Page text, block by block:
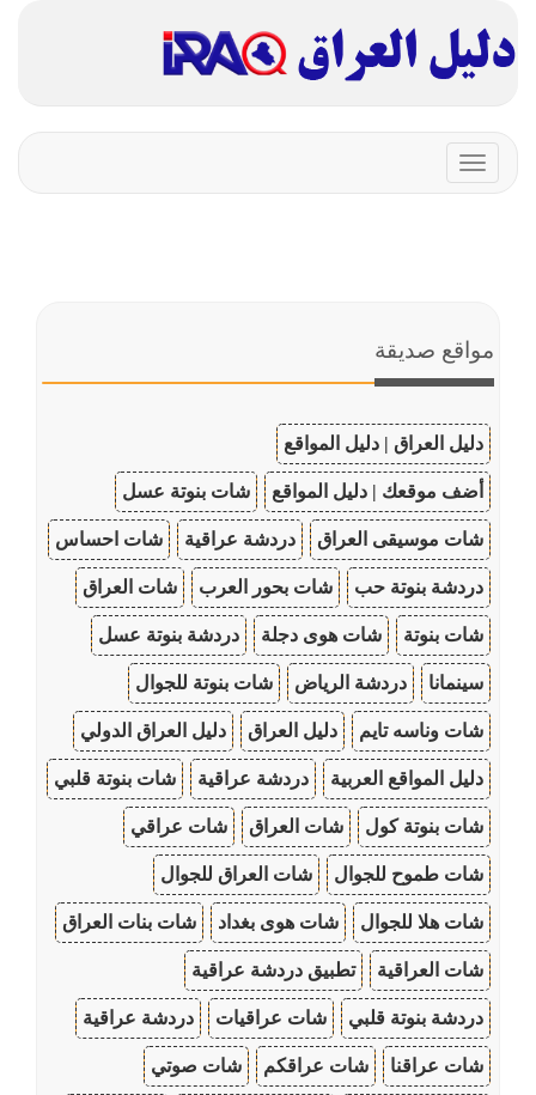
Toggle
navigation
مواقع صديقة
دليل العراق | دليل المواقع
أضف موقعك | دليل المواقع شات بنوتة عسل
شات موسيقى العراق دردشة عراقية شات احساس
دردشة بنوتة حب شات بحور العرب شات العراق
شات بنوتة شات هوى دجلة دردشة بنوتة عسل
سينمانا دردشة الرياض شات بنوتة للجوال
شات وناسه تايم دليل العراق دليل العراق الدولي
دليل المواقع العربية دردشة عراقية شات بنوتة قلبي
شات بنوتة كول شات العراق شات عراقي
شات طموح للجوال شات العراق للجوال
شات هلا للجوال شات هوى بغداد شات بنات العراق
شات العراقية تطبيق دردشة عراقية
دردشة بنوتة قلبي شات عراقيات دردشة عراقية
شات عراقنا شات عراقكم شات صوتي